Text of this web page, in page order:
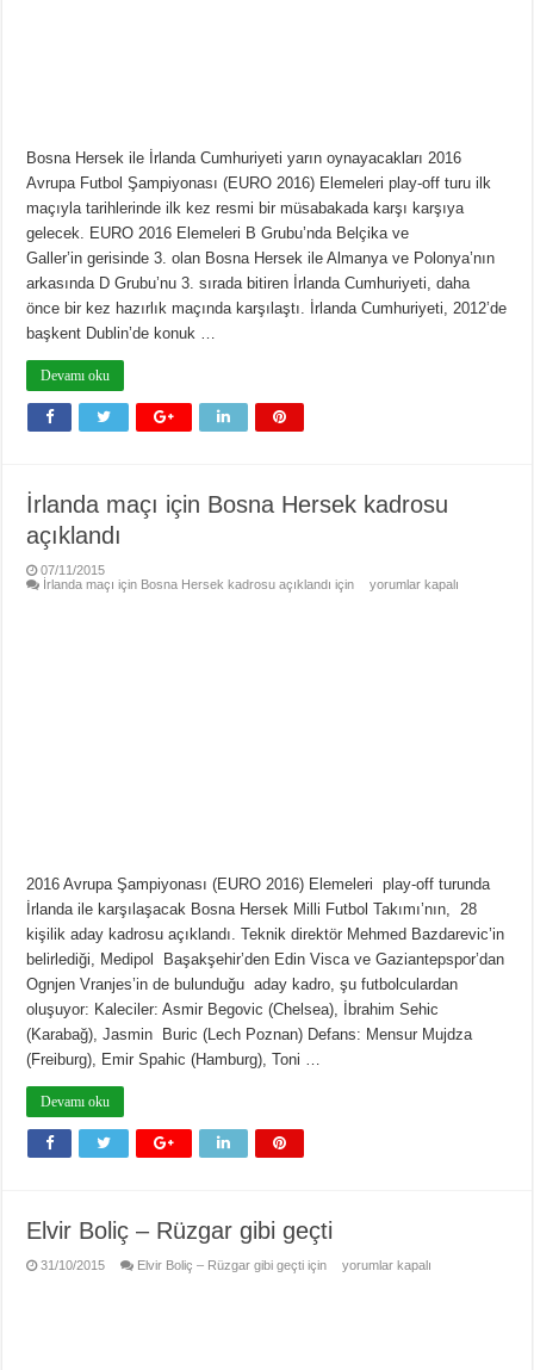
Bosna Hersek ile İrlanda Cumhuriyeti yarın oynayacakları 2016
Avrupa Futbol Şampiyonası (EURO 2016) Elemeleri play-off turu ilk
maçıyla tarihlerinde ilk kez resmi bir müsabakada karşı karşıya
gelecek. EURO 2016 Elemeleri B Grubu’nda Belçika ve
Galler’in gerisinde 3. olan Bosna Hersek ile Almanya ve Polonya’nın
arkasında D Grubu’nu 3. sırada bitiren İrlanda Cumhuriyeti, daha
önce bir kez hazırlık maçında karşılaştı. İrlanda Cumhuriyeti, 2012’de
başkent Dublin’de konuk …
Devamı oku
İrlanda maçı için Bosna Hersek kadrosu
açıklandı
07/11/2015
İrlanda maçı için Bosna Hersek kadrosu açıklandı için
yorumlar kapalı
2016 Avrupa Şampiyonası (EURO 2016) Elemeleri play-off turunda
İrlanda ile karşılaşacak Bosna Hersek Milli Futbol Takımı’nın, 28
kişilik aday kadrosu açıklandı. Teknik direktör Mehmed Bazdarevic’in
belirlediği, Medipol Başakşehir’den Edin Visca ve Gaziantepspor’dan
Ognjen Vranjes’in de bulunduğu aday kadro, şu futbolculardan
oluşuyor: Kaleciler: Asmir Begovic (Chelsea), İbrahim Sehic
(Karabağ), Jasmin Buric (Lech Poznan) Defans: Mensur Mujdza
(Freiburg), Emir Spahic (Hamburg), Toni …
Devamı oku
Elvir Boliç – Rüzgar gibi geçti
31/10/2015 Elvir Boliç – Rüzgar gibi geçti için yorumlar kapalı